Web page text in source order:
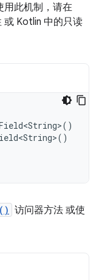
用此机制，请在
或 Kotlin 中的只读
>()
>()
访问器方法 或使